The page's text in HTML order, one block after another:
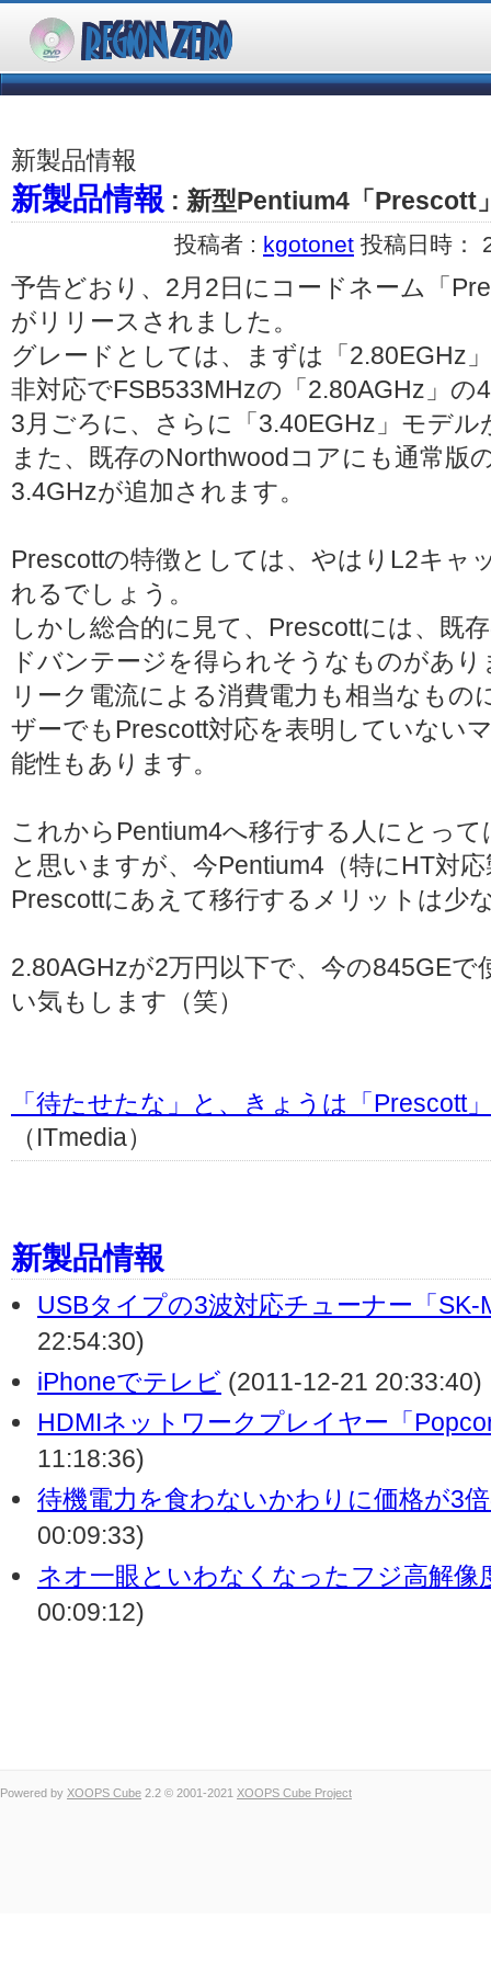
新製品情報
新製品情報 : 新型Pentium4「Prescott
投稿者 : kgotonet 投稿日時：
予告どおり、2月2日にコードネーム「
がリリースされました。
グレードとしては、まずは「2.80EGHz
非対応でFSB533MHzの「2.80AGHz」の
3月ごろに、さらに「3.40EGHz」モデ
また、既存のNorthwoodコアにも通常版
3.4GHzが追加されます。
Prescottの特徴としては、やはりL2キャ
れるでしょう。
しかし総合的に見て、Prescottには、既
ドバンテージを得られそうなものがあり
リーク電流による消費電力も相当なも
ザーでもPrescott対応を表明していない
能性もあります。
これからPentium4へ移行する人にとっ
と思いますが、今Pentium4（特にHT対
Prescottにあえて移行するメリットは少
2.80AGHzが2万円以下で、今の845GE
い気もします（笑）
「待たせたな」と、きょうは「Prescott
（ITmedia）
新製品情報
USBタイプの3波対応チューナー「SK-
22:54:30)
iPhoneでテレビ (2011-12-21 20:33:40)
HDMIネットワークプレイヤー「
11:18:36)
待機電力を食わないかわりに価格が3
00:09:33)
ネオ一眼といわなくなったフジ高解像
00:09:12)
Powered by XOOPS Cube 2.2 © 2001-2021 XOOPS Cube Project